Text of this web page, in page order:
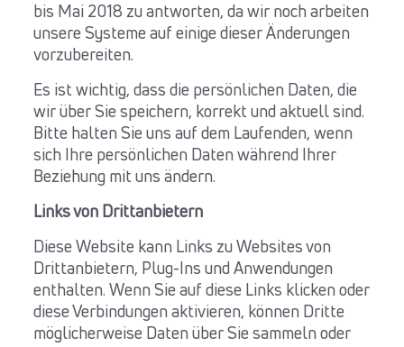
bis Mai 2018 zu antworten, da wir noch arbeiten
unsere Systeme auf einige dieser Änderungen
vorzubereiten.
Es ist wichtig, dass die persönlichen Daten, die
wir über Sie speichern, korrekt und aktuell sind.
Bitte halten Sie uns auf dem Laufenden, wenn
sich Ihre persönlichen Daten während Ihrer
Beziehung mit uns ändern.
Links von Drittanbietern
Diese Website kann Links zu Websites von
Drittanbietern, Plug-Ins und Anwendungen
enthalten. Wenn Sie auf diese Links klicken oder
diese Verbindungen aktivieren, können Dritte
möglicherweise Daten über Sie sammeln oder